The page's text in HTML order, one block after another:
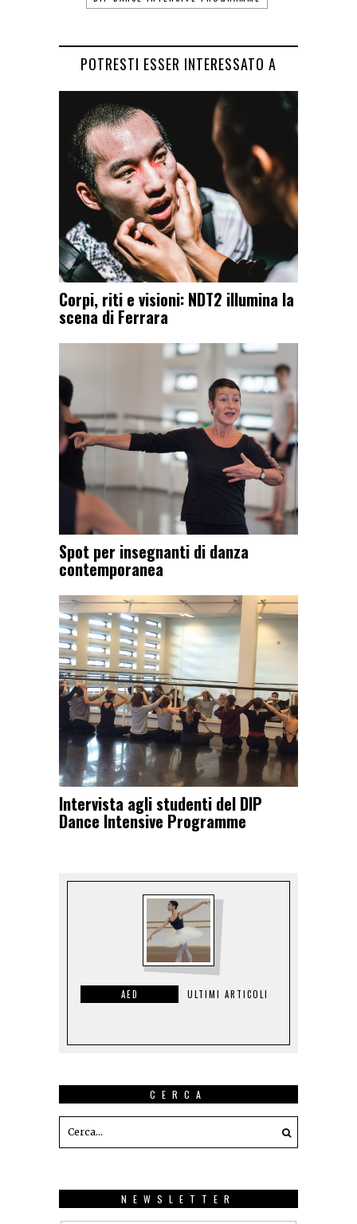
POTRESTI ESSER INTERESSATO A
Corpi, riti e visioni: NDT2 illumina la
scena di Ferrara
Spot per insegnanti di danza
contemporanea
Intervista agli studenti del DIP
Dance Intensive Programme
AED ULTIMI ARTICOLI
CERCA
NEWSLETTER